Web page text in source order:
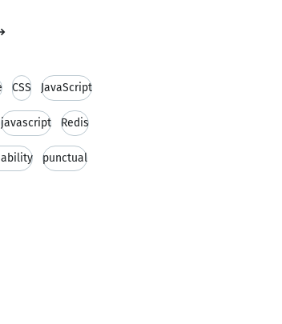
CSS JavaScript
javascript Redis
punctual